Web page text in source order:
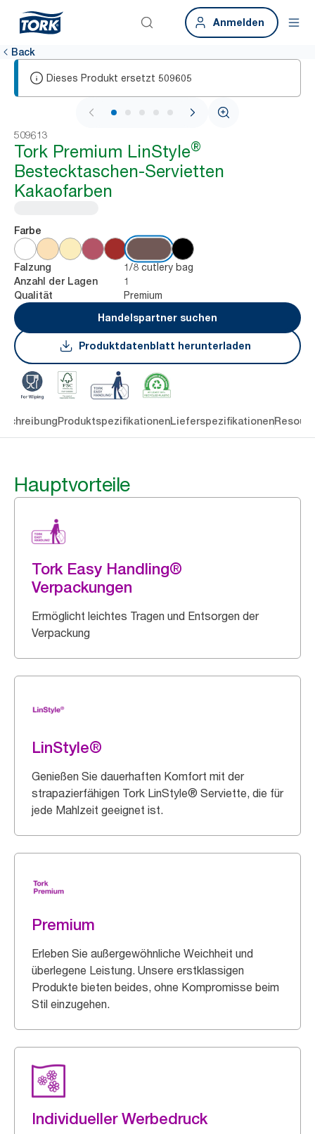
Anmelden
Back
Dieses Produkt ersetzt 509605
1 / 6
509613
Tork Premium LinStyle®
Bestecktaschen-Servietten
Kakaofarben
Farbe
Falzung 1/8 cutlery bag
Anzahl der Lagen 1
Qualität
Premium
Handelspartner suchen
Produktdatenblatt herunterladen
ProduktspezifikationenLieferspezifikationen
Hauptvorteile
Tork Easy Handling®
Verpackungen
Ermöglicht leichtes Tragen und Entsorgen der
Verpackung
LinStyle®
Genießen Sie dauerhaften Komfort mit der
strapazierfähigen Tork LinStyle® Serviette, die für
jede Mahlzeit geeignet ist.
Premium
Erleben Sie außergewöhnliche Weichheit und
überlegene Leistung. Unsere erstklassigen
Produkte bieten beides, ohne Kompromisse beim
Stil einzugehen.
Individueller Werbedruck